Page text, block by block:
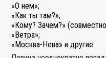
«О нем»;
«Как ты там?»;
«Кому? Зачем?»
«Ветра»;
«Москва-Нева» и другие.